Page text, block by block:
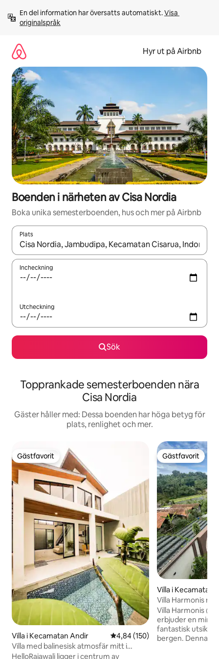
innehåll
En del information har översatts automatiskt. Visa
originalspråk
Hyr ut på Airbnb
Boenden i närheten av Cisa Nordia
Boka unika semesterboenden, hus och mer på Airbnb
Plats
När resultaten är tillgängliga kan du navigera med upp- och
Incheckning
Utcheckning
Sök
Topprankade semesterboenden nära
Cisa Nordia
Gäster håller med: Dessa boenden har höga betyg för
plats, renlighet och mer.
Gästfavorit
Gästfavorit
Villa i Kecamatan Andir 4,84 av 5 i genomsnittligt
4,84 (150)
Villa med balinesisk atmosfär mitt i
staden Bandung
HelloRajawali ligger i centrum av
Gästfavorit
Gästfavorit
Villa i Kecamatan
Villa Harmonis
jacuzzi
Villa Harmonis @
erbjuder en
fantastisk utsikt
bergen. Denna